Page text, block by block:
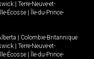
Terre-Neuve-et-
Écosse
Île-du-Prince-
Colombie-Britannique
Terre-Neuve-et-
Écosse
Île-du-Prince-